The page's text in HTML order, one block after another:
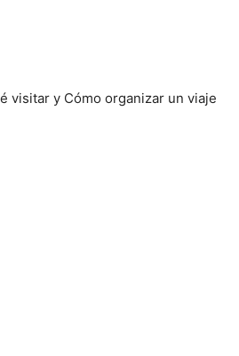
visitar y Cómo organizar un viaje